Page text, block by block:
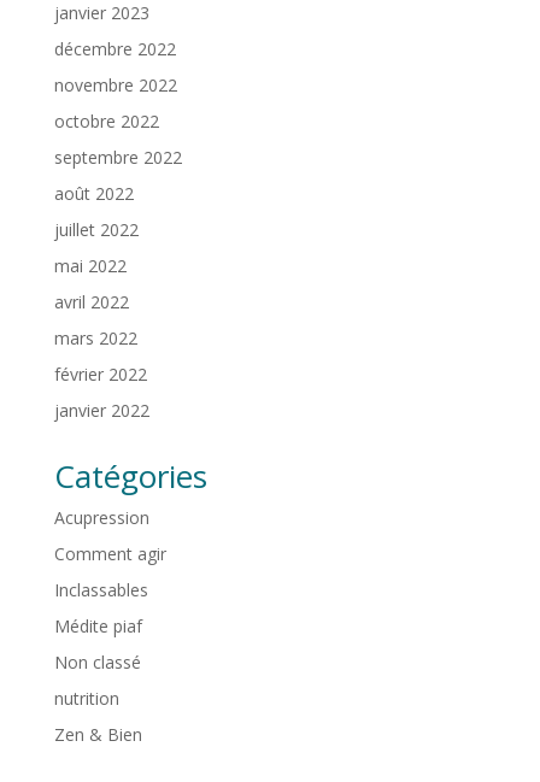
janvier 2023
décembre 2022
novembre 2022
octobre 2022
septembre 2022
août 2022
juillet 2022
mai 2022
avril 2022
mars 2022
février 2022
janvier 2022
Catégories
Acupression
Comment agir
Inclassables
Médite piaf
Non classé
nutrition
Zen & Bien